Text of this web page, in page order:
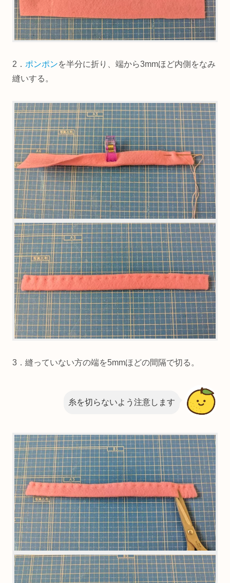
お好みのサイズで作ってみてください。
2．ポンポンを半分に折り、端から3mmほど内側をなみ
縫いする。
3．縫っていない方の端を5mmほどの間隔で切る。
糸を切らないよう注意します